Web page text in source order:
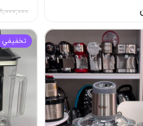
۸,۰۰۰,۰۰۰
تخفيفي